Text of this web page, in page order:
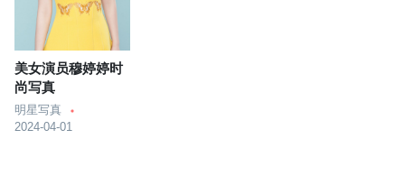
美女演员穆婷婷时
尚写真
明星写真
2024-04-01